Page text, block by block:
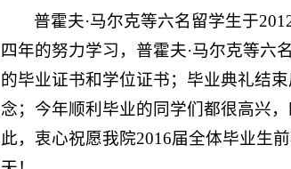
普霍夫·马尔克等六名留学生于
四年的努力学习，普霍夫·马尔克等六
的毕业证书和学位证书；毕业典礼结
念；今年顺利毕业的同学们都很高兴
此，衷心祝愿我院2016届全体毕业生